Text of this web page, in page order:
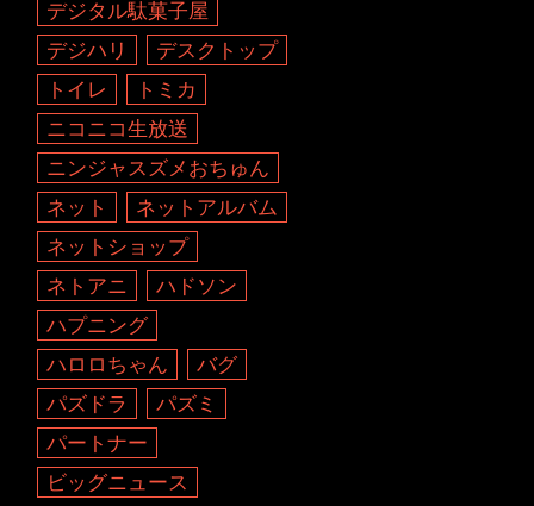
デジタル駄菓子屋
デジハリ
デスクトップ
トイレ
トミカ
ニコニコ生放送
ニンジャスズメおちゅん
ネット
ネットアルバム
ネットショップ
ネトアニ
ハドソン
ハプニング
ハロロちゃん
バグ
パズドラ
パズミ
パートナー
ビッグニュース